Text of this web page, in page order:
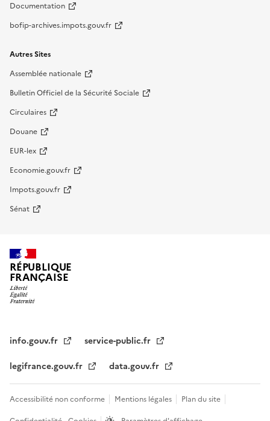
Documentation
bofip-archives.impots.gouv.fr
Autres Sites
Assemblée nationale
Bulletin Officiel de la Sécurité Sociale
Circulaires
Douane
EUR-lex
Economie.gouv.fr
Impots.gouv.fr
Sénat
RÉPUBLIQUE
FRANÇAISE
info.gouv.fr
service-public.fr
legifrance.gouv.fr
data.gouv.fr
Accessibilité non conforme Mentions légales
Plan du site